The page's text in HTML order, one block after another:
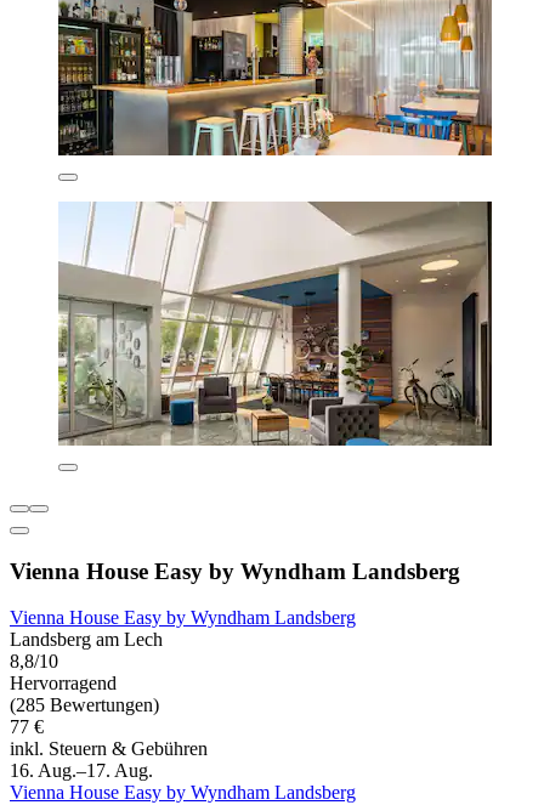
Vienna House Easy by Wyndham Landsberg
Vienna House Easy by Wyndham Landsberg
Landsberg am Lech
8,8/10
Hervorragend
(285 Bewertungen)
77 €
inkl. Steuern & Gebühren
16. Aug.–17. Aug.
Vienna House Easy by Wyndham Landsberg